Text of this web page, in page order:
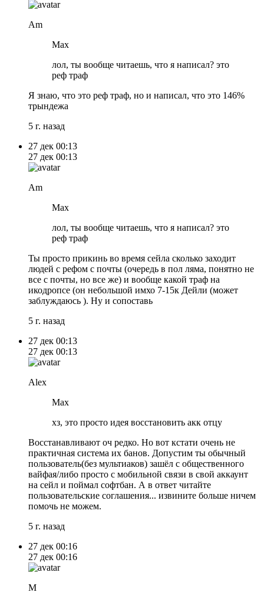
Am
Max
лол, ты вообще читаешь, что я написал? это
реф траф
Я знаю, что это реф траф, но и написал, что это 146%
трындежа
5 г. назад
27 дек 00:13
27 дек 00:13
Am
Max
лол, ты вообще читаешь, что я написал? это
реф траф
Ты просто прикинь во время сейла сколько заходит
людей с рефом с почты (очередь в пол ляма, понятно не
все с почты, но все же) и вообще какой траф на
икодропсе (он небольшой имхо 7-15к Дейли (может
заблуждаюсь ). Ну и сопоставь
5 г. назад
27 дек 00:13
27 дек 00:13
Alex
Max
хз, это просто идея восстановить акк отцу
Восстанавливают оч редко. Но вот кстати очень не
практичная система их банов. Допустим ты обычный
пользователь(без мультиаков) зашёл с общественного
вайфая/либо просто с мобильной связи в свой аккаунт
на сейл и поймал софтбан. А в ответ читайте
пользовательские соглашения... извините больше ничем
помочь не можем.
5 г. назад
27 дек 00:16
27 дек 00:16
M